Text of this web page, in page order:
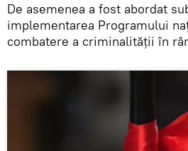
De asemenea a fost abordat
implementarea Programului
combatere a criminalității în